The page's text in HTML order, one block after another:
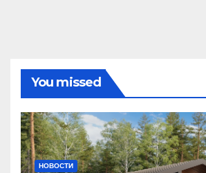
You missed
НОВОСТИ